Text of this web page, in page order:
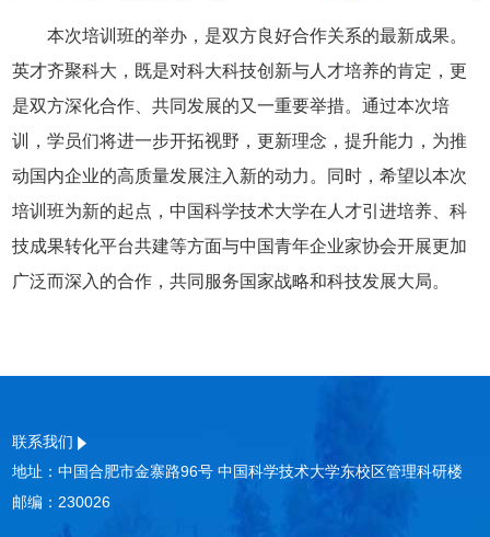
本次培训班的举办，是双方良好合作关系的最新成果。
英才齐聚科大，既是对科大科技创新与人才培养的肯定，更
是双方深化合作、共同发展的又一重要举措。通过本次培
训，学员们将进一步开拓视野，更新理念，提升能力，为推
动国内企业的高质量发展注入新的动力。同时，希望以本次
培训班为新的起点，中国科学技术大学在人才引进培养、科
技成果转化平台共建等方面与中国青年企业家协会开展更加
广泛而深入的合作，共同服务国家战略和科技发展大局。
联系我们
地址：中国合肥市金寨路96号 中国科学技术大学东校区管理科研楼
邮编：230026